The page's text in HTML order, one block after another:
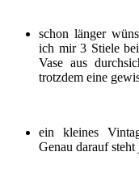
schon länger
ich mir 3 Stiele
Vase aus
trotzdem eine
ein kleines
Genau darauf